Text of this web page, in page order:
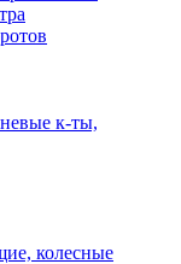
к-ты,
колесные